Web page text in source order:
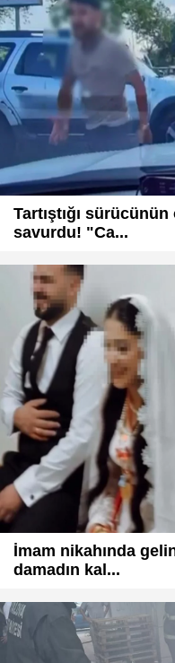
Tartıştığı
savurdu! "Ca...
İmam nikahında
damadın kal...